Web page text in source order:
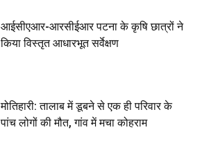
आईसीएआर-आरसीईआर पटना के कृषि छात्रों ने
किया विस्तृत आधारभूत सर्वेक्षण
मोतिहारी: तालाब में डूबने से एक ही परिवार के
पांच लोगों की मौत, गांव में मचा कोहराम